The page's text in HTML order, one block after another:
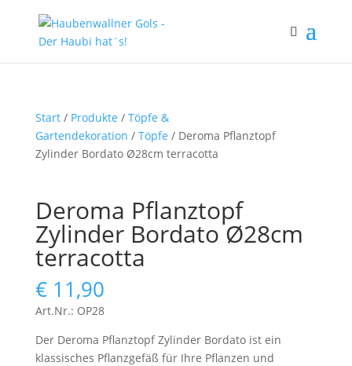
Start/ Produkte / Töpfe &
Gartendekoration / Töpfe / Deroma Pflanztopf
Zylinder Bordato Ø28cm terracotta
Deroma Pflanztopf
Zylinder Bordato Ø28cm
terracotta
€11,90
Art.Nr.: OP28
Der Deroma Pflanztopf Zylinder Bordato ist ein
klassisches Pflanzgefäß für Ihre Pflanzen und